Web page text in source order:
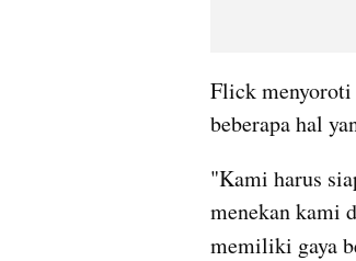
Flick menyoroti
beberapa hal
"Kami harus
menekan kami
memiliki gaya